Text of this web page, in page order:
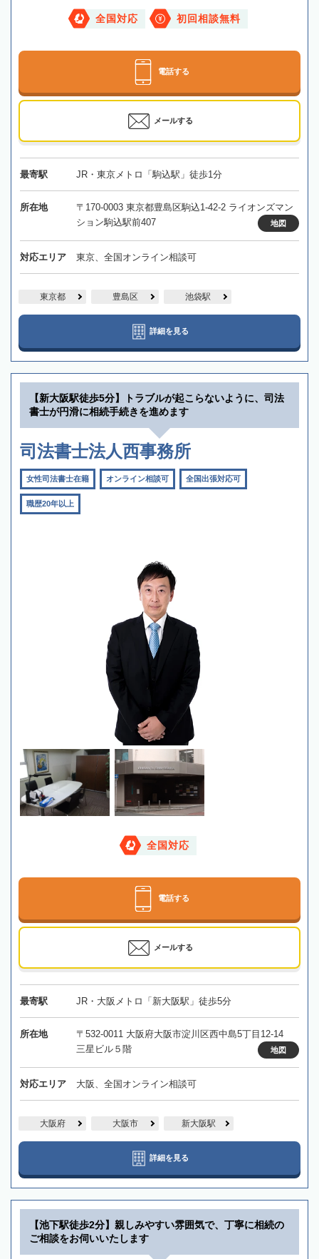
全国対応 初回相談無料
電話する
メールする
最寄駅 JR・東京メトロ「駒込駅」徒歩1分
所在地
〒170-0003 東京都豊島区駒込1-42-2 ライオンズマン
ション駒込駅前407
地図
対応エリア 東京、全国オンライン相談可
東京都 豊島区 池袋駅
詳細を見る
【新大阪駅徒歩5分】トラブルが起こらないように、司法
書士が円滑に相続手続きを進めます
司法書士法人西事務所
女性司法書士在籍 オンライン相談可 全国出張対応可
職歴20年以上
全国対応
電話する
メールする
最寄駅 JR・大阪メトロ「新大阪駅」徒歩5分
所在地
〒532-0011 大阪府大阪市淀川区西中島5丁目12-14
三星ビル５階
地図
対応エリア 大阪、全国オンライン相談可
大阪府 大阪市 新大阪駅
詳細を見る
【池下駅徒歩2分】親しみやすい雰囲気で、丁寧に相続の
ご相談をお伺いいたします